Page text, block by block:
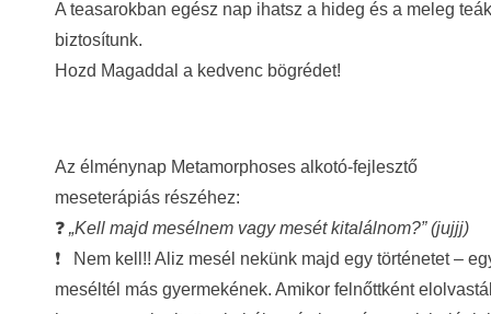
A teasarokban egész nap ihatsz a hideg és a meleg
biztosítunk.
Hozd Magaddal a kedvenc bögrédet!
Az élménynap Metamorphoses alkotó-fejlesztő
meseterápiás részéhez:
❓ „Kell majd mesélnem vagy mesét kitalálnom?” (jujjj)
❗
Nem kell!! Aliz mesél nekünk majd egy történetet –
meséltél más gyermekének. Amikor felnőttként